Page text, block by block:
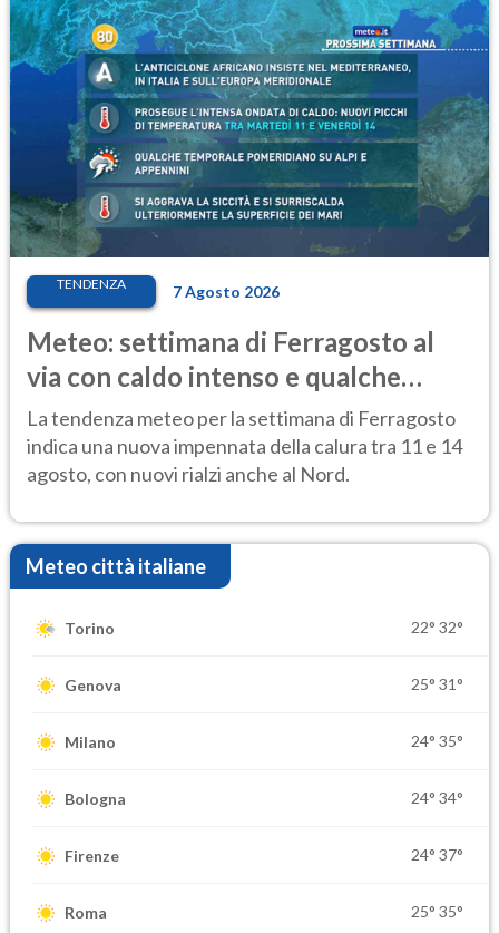
TENDENZA 7 Agosto 2026
Meteo: settimana di Ferragosto al
via con caldo intenso e qualche
temporale
La tendenza meteo per la settimana di Ferragosto
indica una nuova impennata della calura tra 11 e 14
agosto, con nuovi rialzi anche al Nord.
Meteo città italiane
Torino 22° 32°
Genova 25° 31°
Milano 24° 35°
Bologna 24° 34°
Firenze 24° 37°
Roma 25° 35°